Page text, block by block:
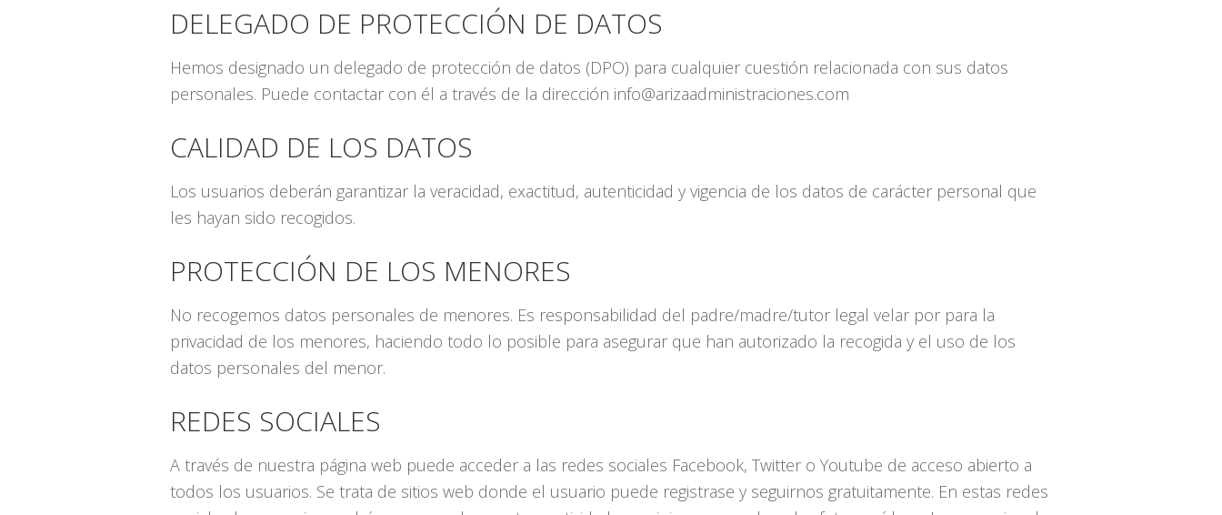
DELEGADO DE PROTECCIÓN DE DATOS
Hemos designado un delegado de protección de datos (DPO) para cualquier cuestión relacionada con sus datos
personales. Puede contactar con él a través de la dirección info@arizaadministraciones.com
CALIDAD DE LOS DATOS
Los usuarios deberán garantizar la veracidad, exactitud, autenticidad y vigencia de los datos de carácter personal que
les hayan sido recogidos.
PROTECCIÓN DE LOS MENORES
No recogemos datos personales de menores. Es responsabilidad del padre/madre/tutor legal velar por para la
privacidad de los menores, haciendo todo lo posible para asegurar que han autorizado la recogida y el uso de los
datos personales del menor.
REDES SOCIALES
A través de nuestra página web puede acceder a las redes sociales Facebook, Twitter o Youtube de acceso abierto a
todos los usuarios. Se trata de sitios web donde el usuario puede registrase y seguirnos gratuitamente. En estas redes